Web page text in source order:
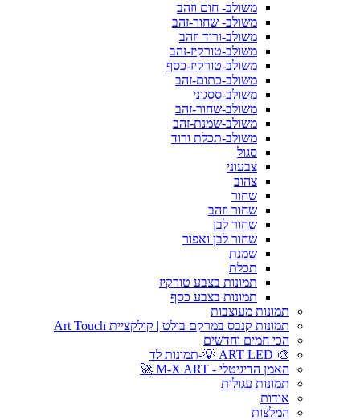
משולב- חום וזהב
משולב- שחור-זהב
משולב-ורוד וזהב
משולב-טורקיז-זהב
משולב-טורקיז-כסף
משולב-כתום-זהב
משולב-ססגוני
משולב-שחור-זהב
משולב-שמנת-זהב
משולב-תכלת ורוד
סגול
צבעוני
צהוב
שחור
שחור וזהב
שחור לבן
שחור לבן ואפור
שמנת
תכלת
תמונות בצבע טורקיז
תמונות בצבע כסף
תמונות מעוצבות
תמונות קנבס במרקם בולט | קולקציית Art Touch
הכי חמים וחדשים
🎨 ART LED 💡-תמונות לד
האמן הדיגיטלי - M-X ART 🚀
תמונות עגולות
אודות
המלצות